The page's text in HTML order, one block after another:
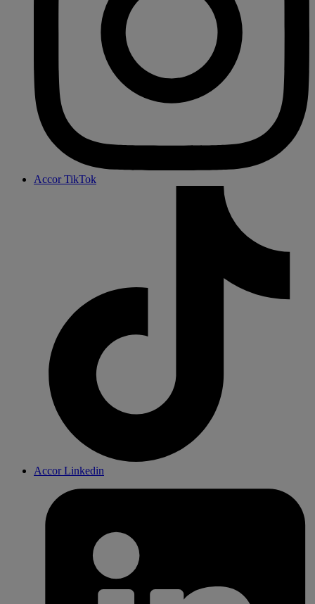
Accor TikTok
Accor Linkedin